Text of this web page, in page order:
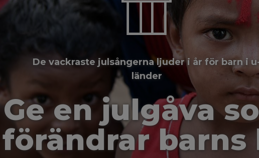
De vackraste julsångerna ljuder i år för barn i
länder
Ge en julgåva
förändrar barns